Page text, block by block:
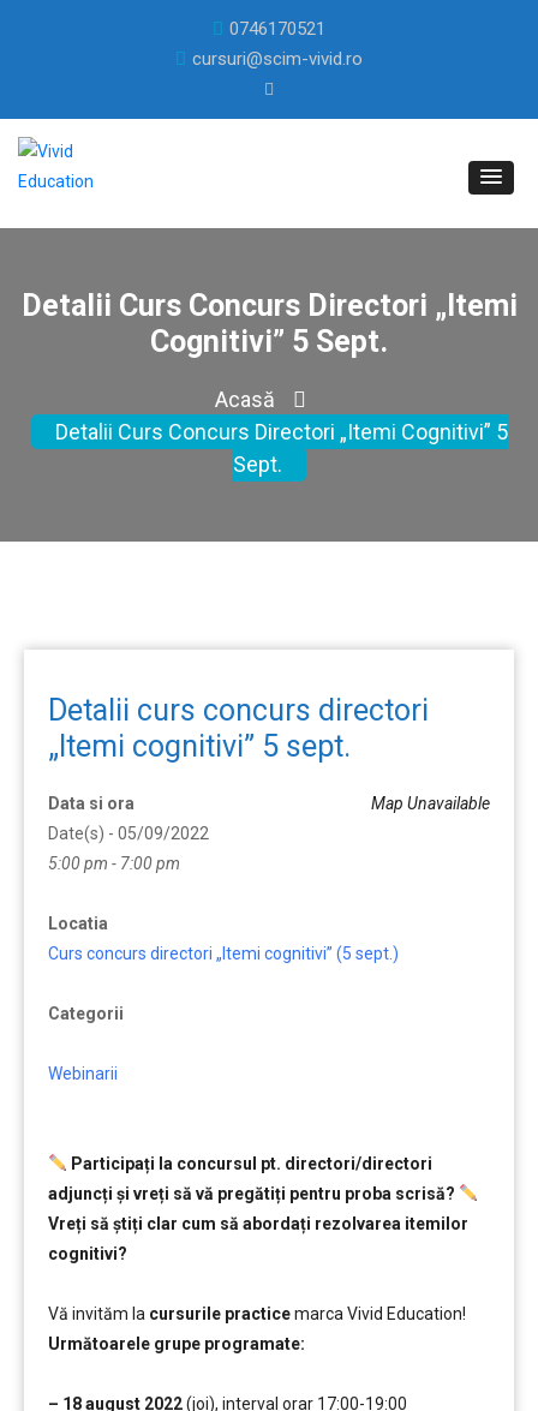
0746170521
cursuri@scim-vivid.ro
Detalii Curs Concurs Directori „Itemi
Cognitivi” 5 Sept.
Acasă
Detalii Curs Concurs Directori „Itemi Cognitivi” 5
Sept.
Detalii curs concurs directori
„Itemi cognitivi” 5 sept.
Map Unavailable
Data si ora
Date(s) - 05/09/2022
5:00 pm - 7:00 pm
Locatia
Curs concurs directori „Itemi cognitivi” (5 sept.)
Categorii
Webinarii
Participați la concursul pt. directori/directori
adjuncți și vreți să vă pregătiți pentru proba scrisă?
Vreți să ştiți clar cum să abordați rezolvarea itemilor
cognitivi?
Vă invităm la cursurile practicemarca Vivid Education!
Următoarele grupe programate:
– 18 august 2022(joi), interval orar 17:00-19:00